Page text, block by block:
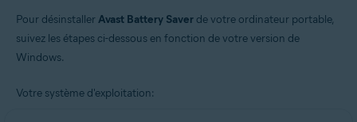
Pour désinstallerAvast Battery Saver de votre ordinateur portable,
suivez les étapes ci-dessous en fonction de votre version de
Windows.
Votre système d'exploitation: